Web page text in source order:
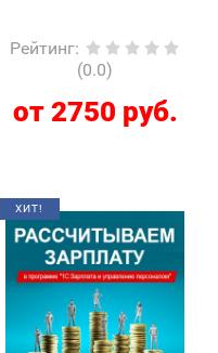
Рейтинг:
(0.0)
от 2750 руб.
ХИТ!